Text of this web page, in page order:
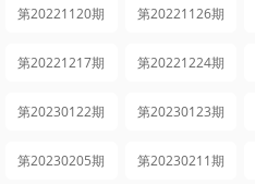
第20221120期 第20221126期
第20221217期 第20221224期
第20230122期 第20230123期
第20230205期 第20230211期